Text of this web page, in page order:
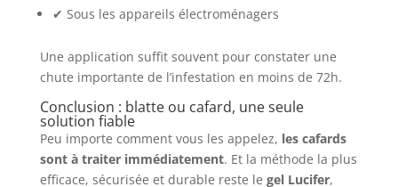
✔ Sous les appareils électroménagers
Une application suffit souvent pour constater une
chute importante de l’infestation en moins de 72h.
Conclusion : blatte ou cafard, une seule
solution fiable
Peu importe comment vous les appelez, les cafards
sont à traiter immédiatement. Et la méthode la plus
efficace, sécurisée et durable reste le gel Lucifer,